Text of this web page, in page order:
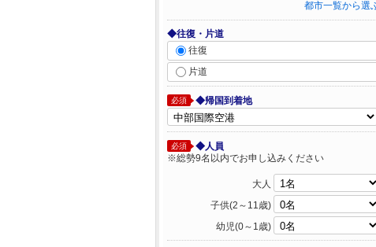
都市一覧から選
◆往復・片道
往復
片道
必須 ◆帰国到着地
必須
◆人員
※総勢9名以内でお申し込みください
大人
子供(2～11歳)
幼児(0～1歳)